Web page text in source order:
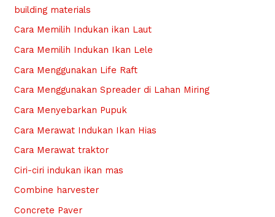
building materials
Cara Memilih Indukan ikan Laut
Cara Memilih Indukan Ikan Lele
Cara Menggunakan Life Raft
Cara Menggunakan Spreader di Lahan Miring
Cara Menyebarkan Pupuk
Cara Merawat Indukan Ikan Hias
Cara Merawat traktor
Ciri-ciri indukan ikan mas
Combine harvester
Concrete Paver